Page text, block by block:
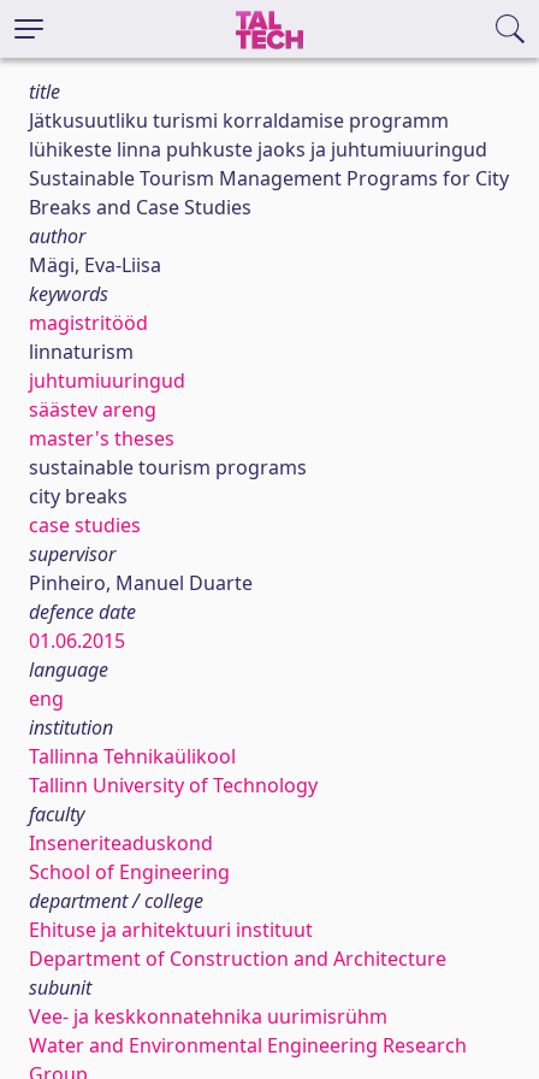
title
Jätkusuutliku turismi korraldamise programm
lühikeste linna puhkuste jaoks ja juhtumiuuringud
Sustainable Tourism Management Programs for City
Breaks and Case Studies
author
Mägi, Eva-Liisa
keywords
magistritööd
linnaturism
juhtumiuuringud
säästev areng
master's theses
sustainable tourism programs
city breaks
case studies
supervisor
Pinheiro, Manuel Duarte
defence date
01.06.2015
language
eng
institution
Tallinna Tehnikaülikool
Tallinn University of Technology
faculty
Inseneriteaduskond
School of Engineering
department / college
Ehituse ja arhitektuuri instituut
Department of Construction and Architecture
subunit
Vee- ja keskkonnatehnika uurimisrühm
Water and Environmental Engineering Research